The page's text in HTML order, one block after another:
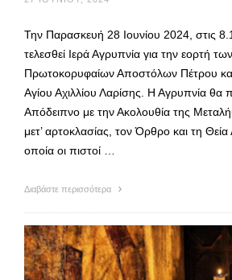
Την Παρασκευή 28 Ιουνίου 2024, στις
τελεσθεί Ιερά Αγρυπνία για την εορτή
Πρωτοκορυφαίων Αποστόλων Πέτρου
Αγίου Αχιλλίου Λαρίσης. Η Αγρυπνία θα
Απόδειπνο με την Ακολουθία της
μετ’ αρτοκλασίας, τον Όρθρο και τη Θεία
οποία οι πιστοί …
Διαβάστε περισσότερα